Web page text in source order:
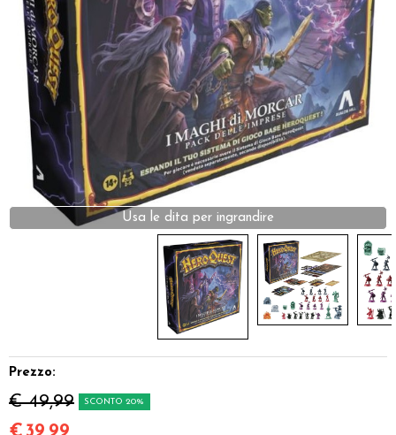
Dadi
Accessori
Giocattoli e Gadget
Offerte del Dragone
Prezzo:
€ 49,99 SCONTO 20%